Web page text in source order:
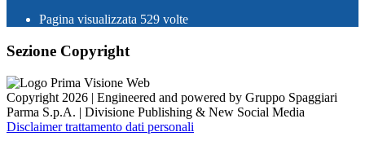
Pagina visualizzata 529 volte
Sezione Copyright
Copyright 2026 | Engineered and powered by Gruppo Spaggiari
Parma S.p.A. | Divisione Publishing & New Social Media
Disclaimer trattamento dati personali